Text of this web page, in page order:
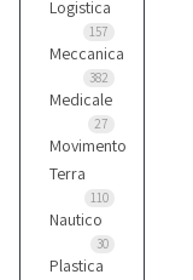
Logistica
157
Meccanica
382
Medicale
27
Movimento
Terra
110
Nautico
30
Plastica